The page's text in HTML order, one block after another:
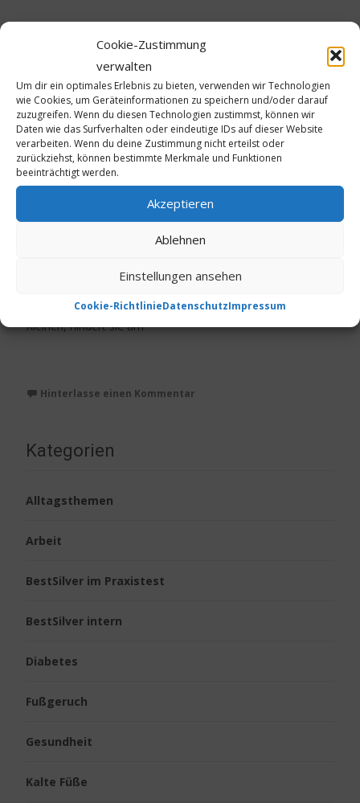
Cookie-Zustimmung
verwalten
Um dir ein optimales Erlebnis zu bieten, verwenden wir Technologien
wie Cookies, um Geräteinformationen zu speichern und/oder darauf
zuzugreifen. Wenn du diesen Technologien zustimmst, können wir
Daten wie das Surfverhalten oder eindeutige IDs auf dieser Website
verarbeiten. Wenn du deine Zustimmung nicht erteilst oder
zurückziehst, können bestimmte Merkmale und Funktionen
beeinträchtigt werden.
Akzeptieren
Ablehnen
Einstellungen ansehen
Cookie-RichtlinieDatenschutzImpressum
Hilfe für kleine
Neurodermitiker
13. März 2015 Gesundheit,Kinder,
Neurodermitis
Allergenkarenz,antibakteriell,Atopie,
atopisches Ekzem,chronische Hauterkrankung,Ekzem,
empfindliche Haut
Hausstaubmilben Heuschnupfen ,
Kuscheltier,Nahrungsmittelallergie
quälender Juckreiz,Schlafanzüge,Silber-Pyjama,Silber-
Thumser
Neurodermitis – auch „atopisches Ekzem“
jedem Schub wird das Leben betroffener Kinder
zur Qual: Ein unerträglicher Juckreiz peinigt die
Kleinen, hindert sie am
Hinterlasse einen Kommentar
Kategorien
Alltagsthemen
Arbeit
BestSilver im Praxistest
BestSilver intern
Diabetes
Fußgeruch
Gesundheit
Kalte Füße